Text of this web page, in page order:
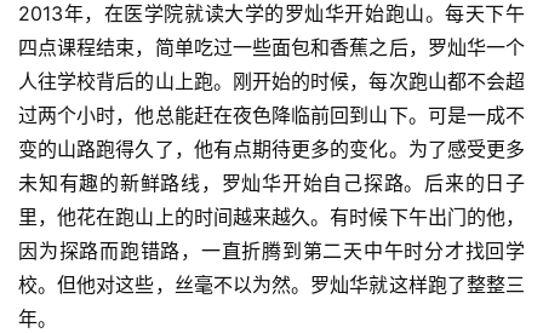
精
选
运
动
集
2013年，在医学院就读大学的罗灿华开始跑山。每天下午
四点课程结束，简单吃过一些面包和香蕉之后，罗灿华一个
人往学校背后的山上跑。刚开始的时候，每次跑山都不会超
过两个小时，他总能赶在夜色降临前回到山下。可是一成不
变的山路跑得久了，他有点期待更多的变化。为了感受更多
未知有趣的新鲜路线，罗灿华开始自己探路。后来的日子
里，他花在跑山上的时间越来越久。有时候下午出门的他，
因为探路而跑错路，一直折腾到第二天中午时分才找回学
校。但他对这些，丝毫不以为然。罗灿华就这样跑了整整三
年。